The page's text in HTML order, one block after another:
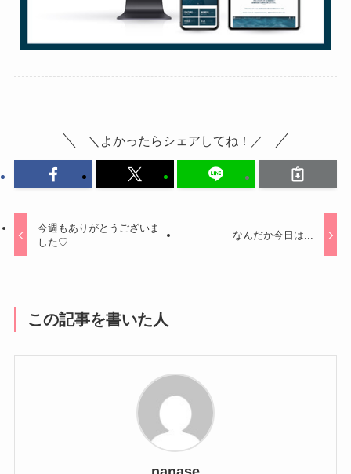
＼よかったらシェアしてね！／
今週もありがとうございま
した♡
なんだか今日は...
この記事を書いた人